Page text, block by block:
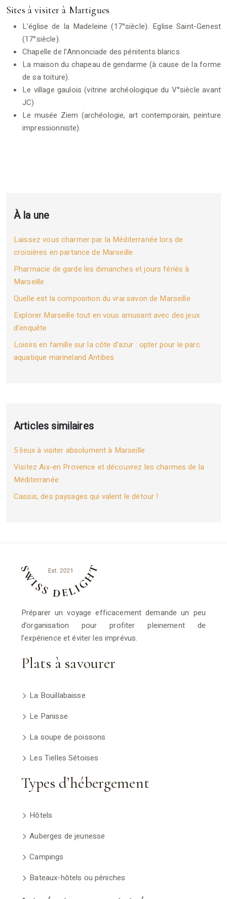
Sites à visiter à Martigues
L’église de la Madeleine (17°siècle). Eglise Saint-Genest
(17°siècle).
Chapelle de l’Annonciade des pénitents blancs
La maison du chapeau de gendarme (à cause de la forme
de sa toiture).
Le village gaulois (vitrine archéologique du V°siècle avant
JC)
Le musée Ziem (archéologie, art contemporain, peinture
impressionniste).
À la une
Laissez vous charmer par la Méditerranée lors de
croisières en partance de Marseille
Pharmacie de garde les dimanches et jours fériés à
Marseille
Quelle est la composition du vrai savon de Marseille
Explorer Marseille tout en vous amusant avec des jeux
d’enquête
Loisirs en famille sur la côte d’azur : opter pour le parc
aquatique marineland Antibes
Articles similaires
5 lieux à visiter absolument à Marseille
Visitez Aix-en Provence et découvrez les charmes de la
Méditerranée
Cassis, des paysages qui valent le détour !
Préparer un voyage efficacement demande un peu
d’organisation pour profiter pleinement de
l’expérience et éviter les imprévus.
Plats à savourer
La Bouillabaisse
Le Panisse
La soupe de poissons
Les Tielles Sétoises
Types d’hébergement
Hôtels
Auberges de jeunesse
Campings
Bateaux-hôtels ou péniches